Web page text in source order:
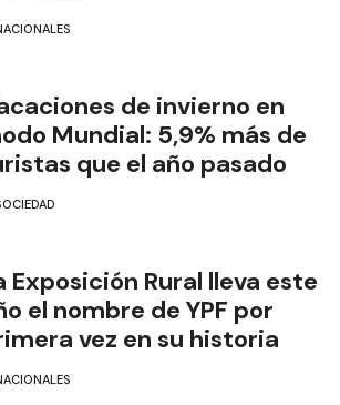
de invierno en
Mundial: 5,9% más de
que el año pasado
Exposición Rural lleva este
el nombre de YPF por
vez en su historia